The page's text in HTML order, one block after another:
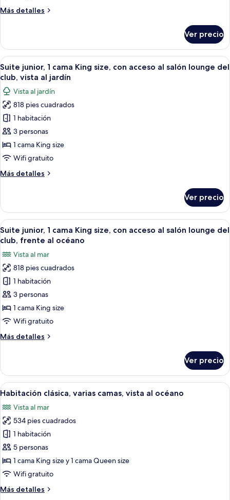
Queen
al
océano
Más detalles
Más
clásica,
camas
Queen
vista
al
océano
Ver precio
Abrir
todas
las
fotos
de
Suite
junior,
1
cama
size,
al
salón
lounge
del
club,
vista
al
jardín
Habitación de hotel con una cama
11
Suite junior, 1 cama King size, con acceso al salón lounge del
club, vista al jardín
Vista al jardín
818 pies cuadrados
1 habitación
3 personas
1 cama King size
Wifi gratuito
Más detalles
Más
junior,
cama
King
con
acceso
al
salón
lounge
club,
vista
jardín
Ver precio
Abrir
todas
fotos
de
Suite
junior,
1
cama
size,
al
salón
del
club,
frente
al
océano
Habitación de hotel con una cama
13
Suite junior, 1 cama King size, con acceso al salón lounge del
club, frente al océano
Vista al mar
818 pies cuadrados
1 habitación
3 personas
1 cama King size
Wifi gratuito
Más detalles
Más
junior,
cama
size,
con
acceso
al
salón
lounge
del
club,
al
Ver precio
Abrir
todas
las
fotos
de
Habitación
clásica,
varias
camas,
vista
Habitación de hotel con un ventanal
8
Habitación clásica, varias camas, vista al océano
Vista al mar
534 pies cuadrados
1 habitación
5 personas
1 cama King size y 1 cama Queen size
Wifi gratuito
Más detalles
Más